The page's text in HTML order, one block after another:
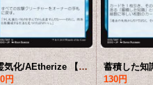
霊気化/AEtherize 【日本語版】 [EVK-青U]
円
130円